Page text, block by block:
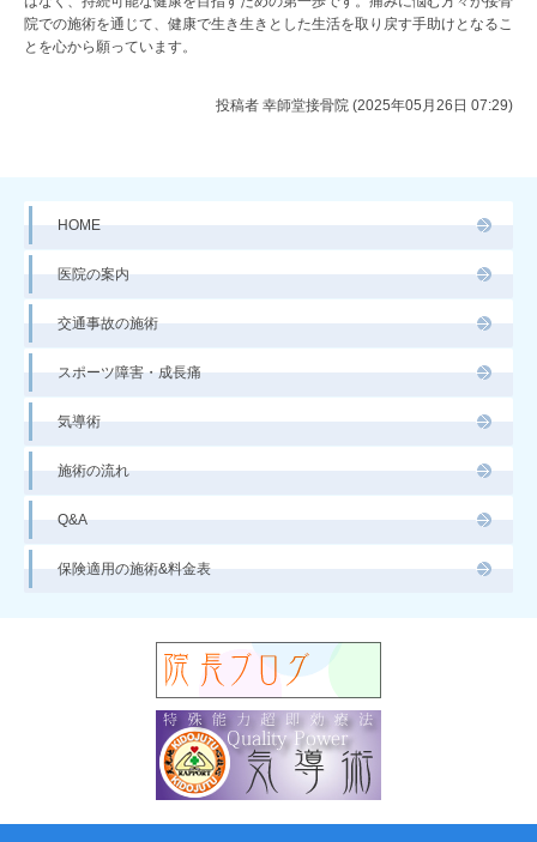
院での施術を通じて、健康で生き生きとした生活を取り戻す手助けとなるこ
とを心から願っています。
投稿者 幸師堂接骨院 (2025年05月26日 07:29)
HOME
医院の案内
交通事故の施術
スポーツ障害・成長痛
気導術
施術の流れ
Q&A
保険適用の施術&料金表